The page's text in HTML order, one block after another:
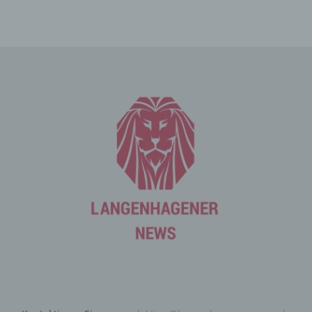
betroffene Person. Diese Informationen werden vielmehr
benötigt, um (1) die Inhalte unserer Internetseite korrekt
auszuliefern, (2) die Inhalte unserer Internetseite sowie
die Werbung für diese zu optimieren, (3) die dauerhafte
Funktionsfähigkeit unserer informationstechnologischen
Systeme und der Technik unserer Internetseite zu
gewährleisten sowie (4) um Strafverfolgungsbehörden
im Falle eines Cyberangriffes die zur Strafverfolgung
notwendigen Informationen bereitzustellen. Diese
anonym erhobenen Daten und Informationen werden